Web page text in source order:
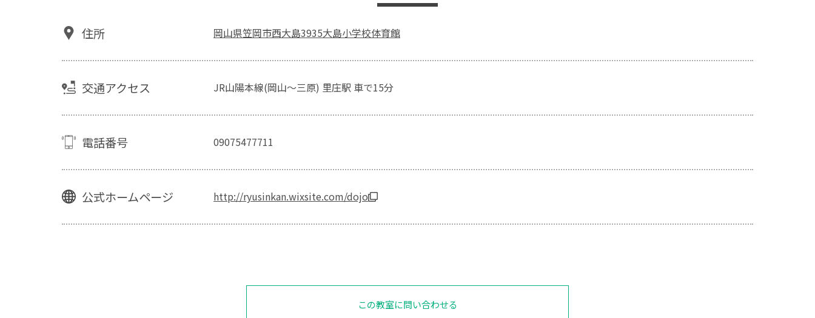
住所 岡山県笠岡市西大島3935大島小学校体育館
交通アクセス JR山陽本線(岡山～三原) 里庄駅 車で15分
電話番号 09075477711
公式ホームページ http://ryusinkan.wixsite.com/dojo
この教室に問い合わせる